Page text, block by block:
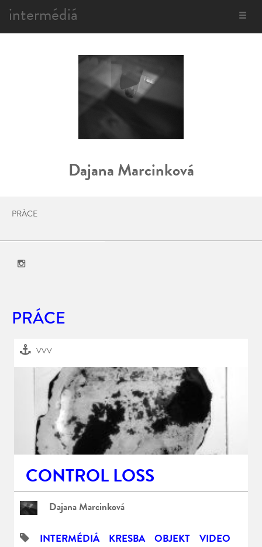
Toggle
intermédiá
Dajana Marcinková
PRÁCE
PRÁCE
VVV
CONTROL LOSS
Dajana Marcinková
INTERMÉDIÁ KRESBA OBJEKT VIDEO